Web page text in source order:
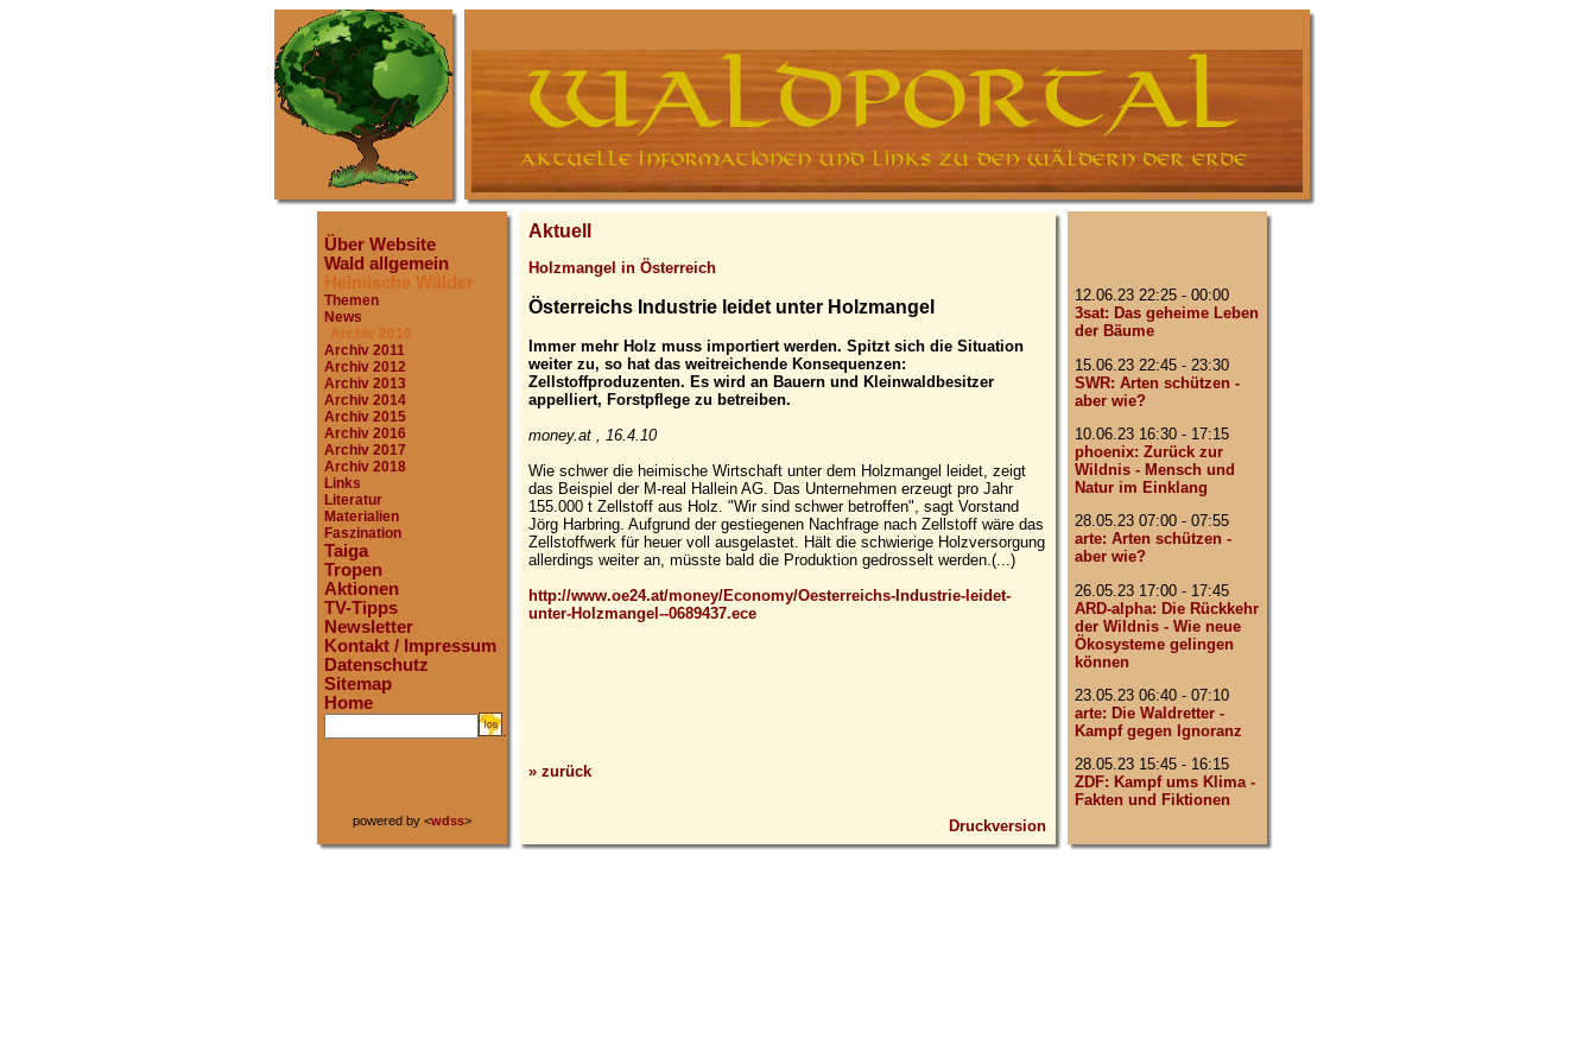
Über Website
Wald allgemein
Heimische Wälder
Themen
News
Archiv 2010
Archiv 2011
Archiv 2012
Archiv 2013
Archiv 2014
Archiv 2015
Archiv 2016
Archiv 2017
Archiv 2018
Links
Literatur
Materialien
Faszination
Taiga
Tropen
Aktionen
TV-Tipps
Newsletter
Kontakt / Impressum
Datenschutz
Sitemap
Home
.
powered by <wdss>
Aktuell
Holzmangel in Österreich
Österreichs Industrie leidet unter Holzmangel
Immer mehr Holz muss importiert werden. Spitzt sich die Situation
weiter zu, so hat das weitreichende Konsequenzen:
Zellstoffproduzenten. Es wird an Bauern und Kleinwaldbesitzer
appelliert, Forstpflege zu betreiben.
money.at , 16.4.10
Wie schwer die heimische Wirtschaft unter dem Holzmangel leidet, zeigt
das Beispiel der M-real Hallein AG. Das Unternehmen erzeugt pro Jahr
155.000 t Zellstoff aus Holz. "Wir sind schwer betroffen", sagt Vorstand
Jörg Harbring. Aufgrund der gestiegenen Nachfrage nach Zellstoff wäre das
Zellstoffwerk für heuer voll ausgelastet. Hält die schwierige Holzversorgung
allerdings weiter an, müsste bald die Produktion gedrosselt werden.(...)
http://www.oe24.at/money/Economy/Oesterreichs-Industrie-leidet-
unter-Holzmangel--0689437.ece
» zurück
Druckversion
12.06.23 22:25 - 00:00
3sat: Das geheime Leben
der Bäume
15.06.23 22:45 - 23:30
SWR: Arten schützen -
aber wie?
10.06.23 16:30 - 17:15
phoenix: Zurück zur
Wildnis - Mensch und
Natur im Einklang
28.05.23 07:00 - 07:55
arte: Arten schützen -
aber wie?
26.05.23 17:00 - 17:45
ARD-alpha: Die Rückkehr
der Wildnis - Wie neue
Ökosysteme gelingen
können
23.05.23 06:40 - 07:10
arte: Die Waldretter -
Kampf gegen Ignoranz
28.05.23 15:45 - 16:15
ZDF: Kampf ums Klima -
Fakten und Fiktionen